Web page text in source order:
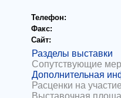
Телефон:
Факс:
Сайт:
Разделы выставки
Сопутствующие
Дополнительная
Расценки на
Выставочная